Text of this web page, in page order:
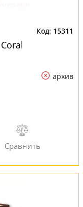
15311
архив